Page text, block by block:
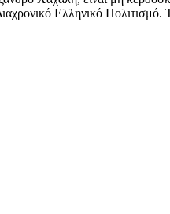
Ελληνικό Πολιτισμό.